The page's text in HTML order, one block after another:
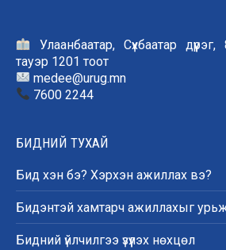
Улаанбаатар, Сүхбаатар
тауэр 1201 тоот
medee@urug.mn
7600 2244
БИДНИЙ ТУХАЙ
Бид хэн бэ? Хэрхэн ажиллах вэ?
Бидэнтэй хамтарч ажиллахыг
Бидний үйлчилгээ үзүүлэх нөхцөл